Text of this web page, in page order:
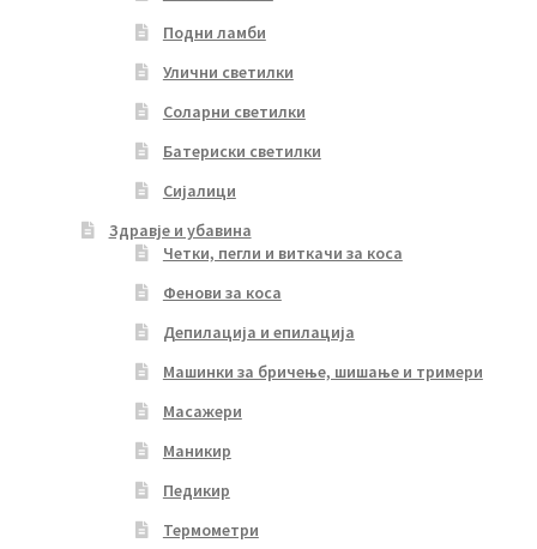
Подни ламби
Улични светилки
Соларни светилки
Батериски светилки
Сијалици
Здравје и убавина
Четки, пегли и виткачи за коса
Фенови за коса
Депилација и епилација
Машинки за бричење, шишање и тримери
Масажери
Маникир
Педикир
Термометри